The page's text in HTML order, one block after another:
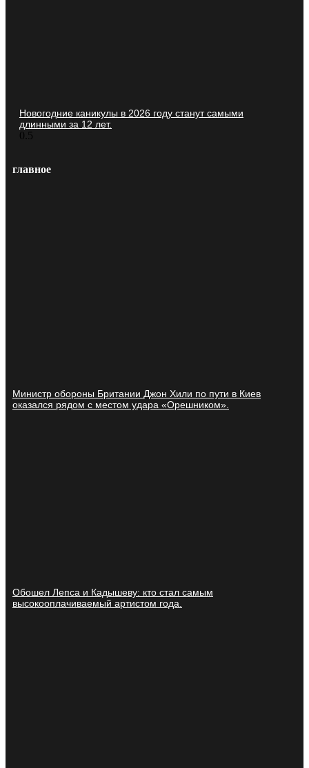
Новогодние каникулы в 2026 году станут самыми
длинными за 12 лет.
главное
Министр обороны Британии Джон Хили по пути в Киев
оказался рядом с местом удара «Орешником».
Обошел Лепса и Кадышеву: кто стал самым
высокооплачиваемый артистом года.